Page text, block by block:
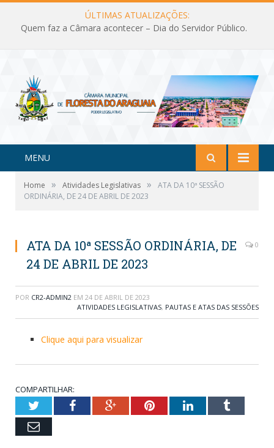
ÚLTIMAS ATUALIZAÇÕES:
Quem faz a Câmara acontecer – Dia do Servidor Público.
MENU
Home » Atividades Legislativas »
ATA DA 10ª SESSÃO
ORDINÁRIA, DE 24 DE ABRIL DE 2023
ATA DA 10ª SESSÃO ORDINÁRIA, DE
24 DE ABRIL DE 2023
0
POR CR2-ADMIN2 EM 24 DE ABRIL DE 2023
ATIVIDADES LEGISLATIVAS, PAUTAS E ATAS DAS SESSÕES
Clique aqui para visualizar
COMPARTILHAR:
TwitterFacebookGoogle+PinterestLinkedInTumblr
Email